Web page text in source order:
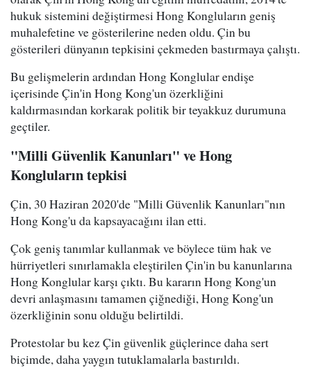
hukuk sistemini değiştirmesi Hong Kongluların geniş
muhalefetine ve gösterilerine neden oldu. Çin bu
gösterileri dünyanın tepkisini çekmeden bastırmaya çalıştı.
Bu gelişmelerin ardından Hong Konglular endişe
içerisinde Çin'in Hong Kong'un özerkliğini
kaldırmasından korkarak politik bir teyakkuz durumuna
geçtiler.
"Milli Güvenlik Kanunları" ve Hong
Kongluların tepkisi
Çin, 30 Haziran 2020'de "Milli Güvenlik Kanunları"nın
Hong Kong'u da kapsayacağını ilan etti.
Çok geniş tanımlar kullanmak ve böylece tüm hak ve
hürriyetleri sınırlamakla eleştirilen Çin'in bu kanunlarına
Hong Konglular karşı çıktı. Bu kararın Hong Kong'un
devri anlaşmasını tamamen çiğnediği, Hong Kong'un
özerkliğinin sonu olduğu belirtildi.
Protestolar bu kez Çin güvenlik güçlerince daha sert
biçimde, daha yaygın tutuklamalarla bastırıldı.